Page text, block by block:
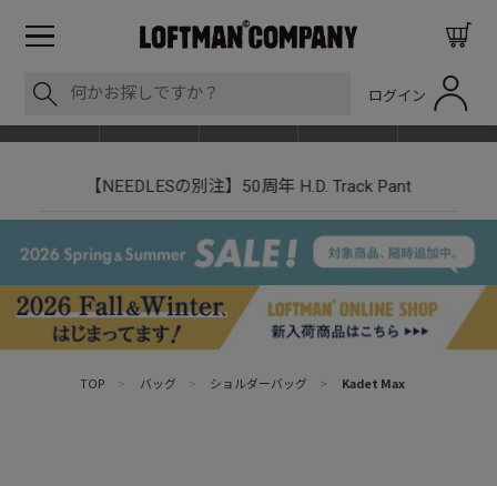
ログイン
【NEEDLESの別注】50周年 H.D. Track Pant
TOP > バッグ > ショルダーバッグ > Kadet Max